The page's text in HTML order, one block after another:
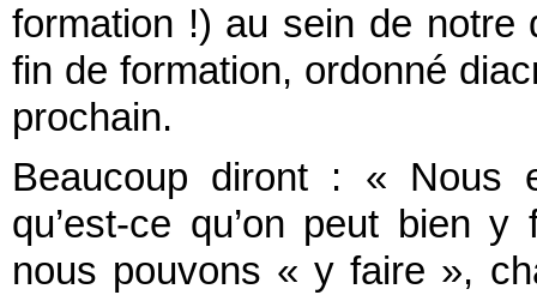
formation !) au sein de notre
fin de formation, ordonné
prochain.
Beaucoup diront : « Nous
qu’est-ce qu’on peut bien
nous pouvons « y faire »,